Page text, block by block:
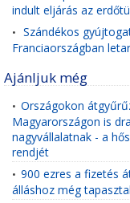
indult eljárás az
• Szándékos
Franciaországban
Ajánljuk még
• Országokon
Magyarországon is
nagyvállalatnak - a
rendjét
• 900 ezres a fizetés
álláshoz még